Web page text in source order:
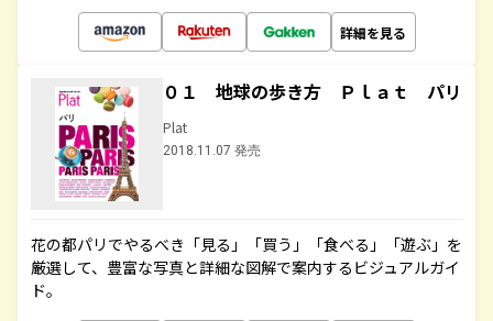
詳細を見る
０１ 地球の歩き方 Ｐｌａｔ パリ
Plat
2018.11.07 発売
花の都パリでやるべき「見る」「買う」「食べる」「遊ぶ」を
厳選して、豊富な写真と詳細な図解で案内するビジュアルガイ
ド。